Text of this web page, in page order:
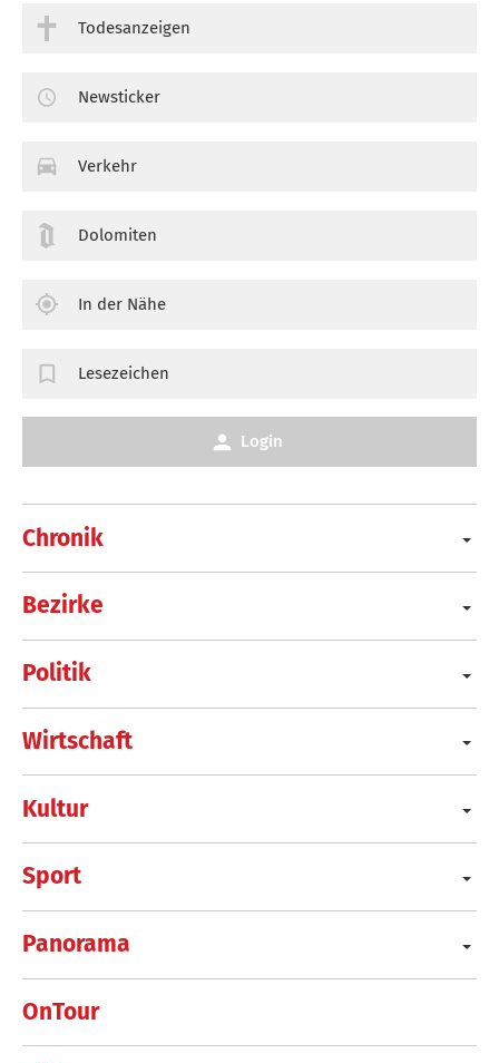
Chronik
Bezirke
Politik
Wirtschaft
Kultur
Sport
Panorama
OnTour
Todesanzeigen
Newsticker
Verkehr
Dolomiten
In der Nähe
Lesezeichen
Login